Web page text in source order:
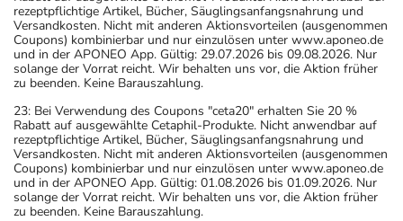
rezeptpflichtige Artikel, Bücher, Säuglingsanfangsnahrung und
Versandkosten. Nicht mit anderen Aktionsvorteilen (ausgenommen
Coupons) kombinierbar und nur einzulösen unter www.aponeo.de
und in der APONEO App. Gültig: 29.07.2026 bis 09.08.2026. Nur
solange der Vorrat reicht. Wir behalten uns vor, die Aktion früher
zu beenden. Keine Barauszahlung.
23: Bei Verwendung des Coupons "ceta20" erhalten Sie 20 %
Rabatt auf ausgewählte Cetaphil-Produkte. Nicht anwendbar auf
rezeptpflichtige Artikel, Bücher, Säuglingsanfangsnahrung und
Versandkosten. Nicht mit anderen Aktionsvorteilen (ausgenommen
Coupons) kombinierbar und nur einzulösen unter www.aponeo.de
und in der APONEO App. Gültig: 01.08.2026 bis 01.09.2026. Nur
solange der Vorrat reicht. Wir behalten uns vor, die Aktion früher
zu beenden. Keine Barauszahlung.